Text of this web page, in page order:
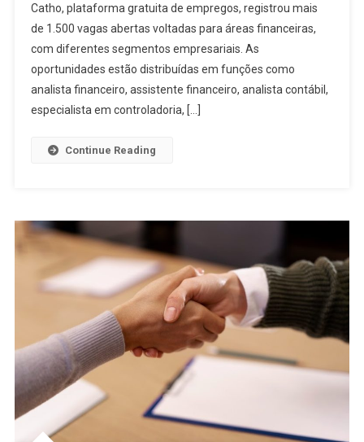
Catho, plataforma gratuita de empregos, registrou mais
de 1.500 vagas abertas voltadas para áreas financeiras,
com diferentes segmentos empresariais. As
oportunidades estão distribuídas em funções como
analista financeiro, assistente financeiro, analista contábil,
especialista em controladoria, […]
Continue Reading